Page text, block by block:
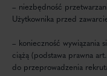
– niezbędność
Użytkownika przed
– konieczność wywiązania
ciążą (podstawa prawna
do przeprowadzenia